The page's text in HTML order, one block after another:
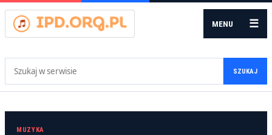
MENU ☰
SZUKAJ
MUZYKA